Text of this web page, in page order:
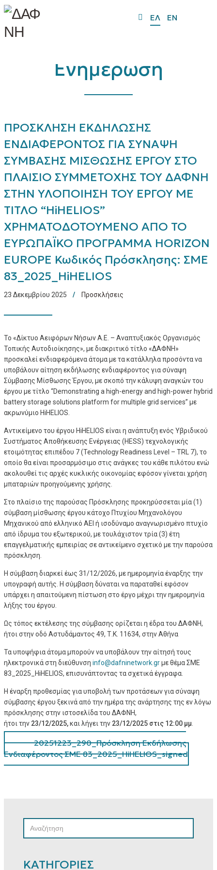
ΕΛ EN
Ενημέρωση
ΠΡΟΣΚΛΗΣΗ ΕΚΔΗΛΩΣΗΣ
ΕΝΔΙΑΦΕΡΟΝΤΟΣ ΓΙΑ ΣΥΝΑΨΗ
ΣΥΜΒΑΣΗΣ ΜΙΣΘΩΣΗΣ ΕΡΓΟΥ ΣΤΟ
ΠΛΑΙΣΙΟ ΣΥΜΜΕΤΟΧΗΣ ΤΟΥ ΔΑΦΝΗ
ΣΤΗΝ ΥΛΟΠΟΙΗΣΗ ΤΟΥ ΕΡΓΟΥ ΜΕ
ΤΙΤΛΟ “HiHELIOS”
ΧΡΗΜΑΤΟΔΟΤΟΥΜΕΝΟ ΑΠΟ ΤΟ
ΕΥΡΩΠΑΪΚΟ ΠΡΟΓΡΑΜΜΑ HORIZON
EUROPE Κωδικός Πρόσκλησης: ΣΜΕ
83_2025_HiHELIOS
23 Δεκεμβρίου 2025 Προσκλήσεις
Το «Δίκτυο Αειφόρων Νήσων Α.Ε. – Αναπτυξιακός Οργανισμός
Τοπικής Αυτοδιοίκησης», με διακριτικό τίτλο «ΔΑΦΝΗ»
προσκαλεί ενδιαφερόμενα άτομα με τα κατάλληλα προσόντα να
υποβάλουν αίτηση εκδήλωσης ενδιαφέροντος για σύναψη
Σύμβασης Μίσθωσης Έργου, με σκοπό την κάλυψη αναγκών του
έργου με τίτλο “Demonstrating a high-energy and high-power hybrid
battery storage solutions platform for multiple grid services” με
ακρωνύμιο HiHELIOS.
Αντικείμενο του έργου HiHELIOS είναι η ανάπτυξη ενός Υβριδικού
Συστήματος Αποθήκευσης Ενέργειας (HESS) τεχνολογικής
ετοιμότητας επιπέδου 7 (Technology Readiness Level – TRL 7), το
οποίο θα είναι προσαρμόσιμο στις ανάγκες του κάθε πιλότου ενώ
ακολουθεί τις αρχές κυκλικής οικονομίας εφόσον γίνεται χρήση
μπαταριών προηγούμενης χρήσης.
Στο πλαίσιο της παρούσας Πρόσκλησης προκηρύσσεται μία (1)
σύμβαση μίσθωσης έργου κάτοχο Πτυχίου Μηχανολόγου
Μηχανικού από ελληνικό ΑΕΙ ή ισοδύναμο αναγνωρισμένο πτυχίο
από ίδρυμα του εξωτερικού, με τουλάχιστον τρία (3) έτη
επαγγελματικής εμπειρίας σε αντικείμενο σχετικό με την παρούσα
πρόσκληση.
Η σύμβαση διαρκεί έως 31/12/2026, με ημερομηνία έναρξης την
υπογραφή αυτής. Η σύμβαση δύναται να παραταθεί εφόσον
υπάρχει η απαιτούμενη πίστωση στο έργο μέχρι την ημερομηνία
λήξης του έργου.
Ως τόπος εκτέλεσης της σύμβασης ορίζεται η έδρα του ΔΑΦΝΗ,
ήτοι στην οδό Αστυδάμαντος 49, Τ.Κ. 11634, στην Αθήνα
Τα υποψήφια άτομα μπορούν να υποβάλουν την αίτησή τους
ηλεκτρονικά στη διεύθυνση info@dafninetwork.grμε θέμα ΣΜΕ
83_2025_HiHELIOS, επισυνάπτοντας τα σχετικά έγγραφα.
Η έναρξη προθεσμίας για υποβολή των προτάσεων για σύναψη
σύμβασης έργου ξεκινά από την ημέρα της ανάρτησης της εν λόγω
πρόσκλησης στην ιστοσελίδα του ΔΑΦΝΗ,
ήτοι την 23/12/2025,και λήγει την 23/12/2025 στις 12:00 μμ
20251223_290_Πρόσκληση Εκδήλωσης
Ενδιαφέροντος ΣΜΕ 83_2025_HiHELIOS_signed
ΚΑΤΗΓΟΡΙΕΣ